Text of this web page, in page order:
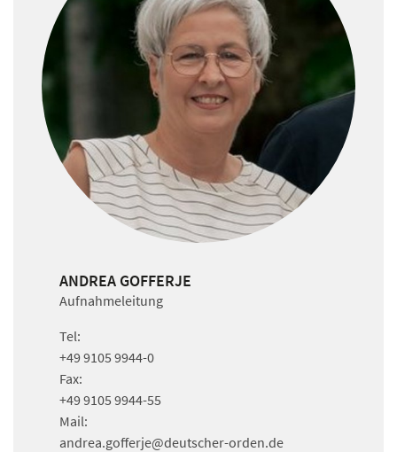
ANDREA GOFFERJE
Aufnahmeleitung
Tel:
+49 9105 9944-0
Fax:
+49 9105 9944-55
Mail:
andrea.gofferje@deutscher-orden.de